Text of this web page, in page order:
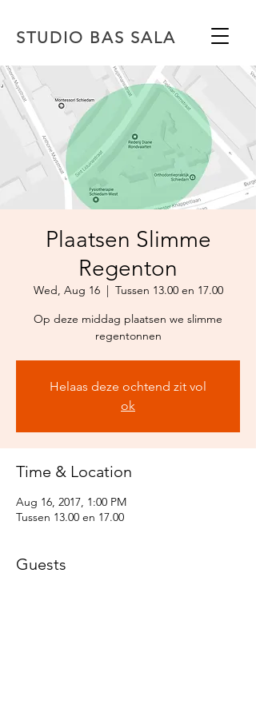
STUDIO BAS SALA
Plaatsen Slimme
Regenton
Wed, Aug 16
  |
Tussen 13.00 en 17.00
Op deze middag plaatsen we slimme
regentonnen
Helaas deze ochtend zit vol
ok
Time & Location
Aug 16, 2017, 1:00 PM
Tussen 13.00 en 17.00
Guests